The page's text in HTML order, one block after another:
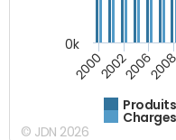
2000200220062008
0k
© JDN 2026